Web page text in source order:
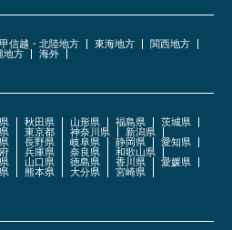
甲信越・北陸地方 東海地方
関西地方
地方 海外
秋田県 山形県 福島県
茨城県
東京都 神奈川県
新潟県
長野県 岐阜県 静岡県
愛知県
兵庫県 奈良県
和歌山県
山口県 徳島県 香川県
愛媛県
熊本県 大分県
宮崎県